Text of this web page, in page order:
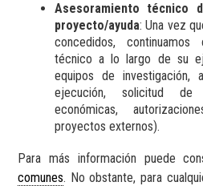
Asesoramiento técnico
proyecto/ayuda: Una vez
concedidos, continuamos
técnico a lo largo de su
equipos de investigación,
ejecución, solicitud
económicas,
proyectos externos).
Para más información puede
comunes. No obstante, para